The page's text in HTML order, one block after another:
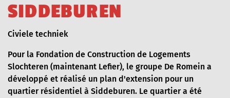
À PROPOS DE NOUS PROJETS
SIDDEBUREN
Blog_field_Dienst
Civiele techniek
Pour la Fondation de Construction de Logements
Slochteren (maintenant Lefier), le groupe De Romein a
développé et réalisé un plan d'extension pour un
quartier résidentiel à Siddeburen. Le quartier a été